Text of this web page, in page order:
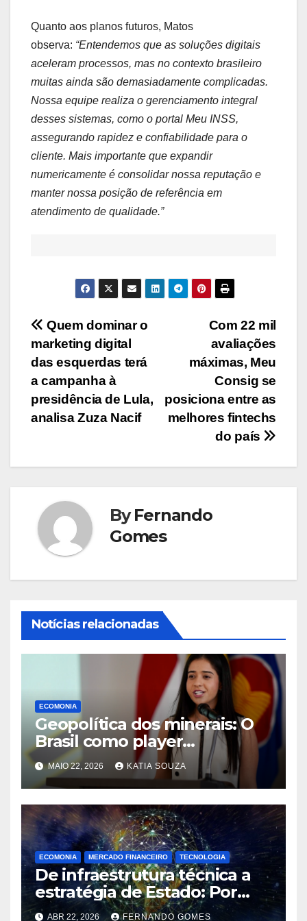
Quanto aos planos futuros, Matos
observa: “Entendemos que as soluções digitais
aceleram processos, mas no contexto brasileiro
muitas ainda são demasiadamente complicadas.
Nossa equipe realiza o gerenciamento integral
desses sistemas, como o portal Meu INSS,
assegurando rapidez e confiabilidade para o
cliente. Mais importante que expandir
numericamente é consolidar nossa reputação e
manter nossa posição de referência em
atendimento de qualidade.”
Navegação
de
Post
Com 22 mil
avaliações
máximas, Meu
Consig se
posiciona entre as
melhores fintechs
do país
Quem dominar o
marketing digital
das esquerdas terá
a campanha à
presidência de Lula,
analisa Zuza Nacif
ByFernando
Gomes
Notícias relacionadas
ECOMONIA
Geopolítica dos minerais: O
Brasil como player
estratégico no eixo com os
EUA
MAIO 22, 2026 KATIA SOUZA
ECOMONIA MERCADO FINANCEIRO TECNOLOGIA
De infraestrutura técnica a
estratégia de Estado: Por
que eventos internacionais
ABR 22, 2026 FERNANDO GOMES